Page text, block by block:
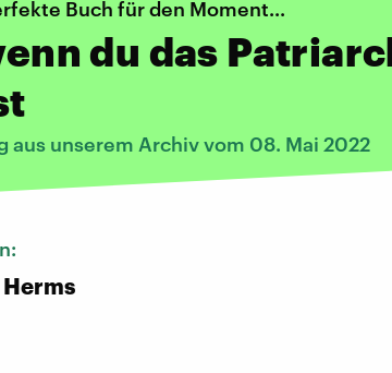
Buch für den Moment...
du das
aus unserem Archiv vom 08. Mai 2022